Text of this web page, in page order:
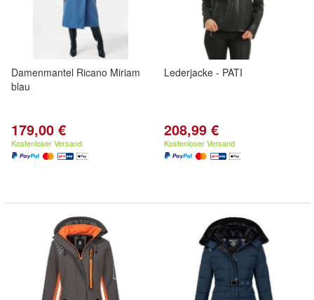
Damenmantel Ricano Miriam
blau
179,00 €
Kostenloser Versand
Lederjacke - PATI
208,99 €
Kostenloser Versand